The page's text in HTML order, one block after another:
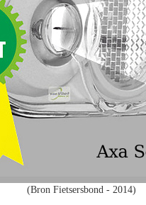
(Bron Fietsersbond - 2014)